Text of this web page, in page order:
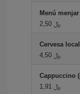
Menú
2,50 ﷼
Cervesa
4,50 ﷼
Cappuccino
1,91 ﷼